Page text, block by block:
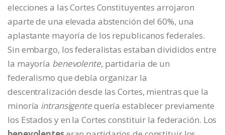
elecciones a las Cortes Constituyentes arrojaron
aparte de una elevada abstención del 60%, una
aplastante mayoría de los republicanos federales.
Sin embargo, los federalistas estaban divididos entre
la mayoría benevolente, partidaria de un
federalismo que debía organizar la
descentralización desde las Cortes, mientras que la
minoría intransigentequería establecer previamente
los Estados y en la Cortes constituir la federación. Los